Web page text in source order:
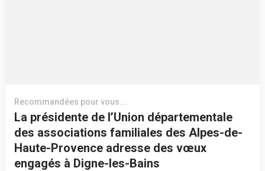
Recommandées pour vous...
La présidente de l’Union départementale
des associations familiales des Alpes-de-
Haute-Provence adresse des vœux
engagés à Digne-les-Bains